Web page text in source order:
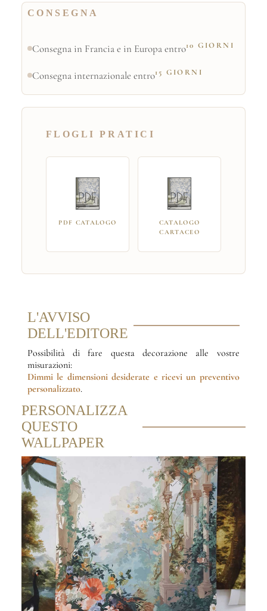
CONSEGNA
Consegna in Francia e in Europa entro10 GIORNI
Consegna internazionale entro15 GIORNI
FLOGLI PRATICI
PDF CATALOGO
CATALOGO
CARTACEO
L'AVVISO
DELL'EDITORE
Possibilità di fare questa decorazione alle vostre
misurazioni:
Dimmi le dimensioni desiderate e ricevi un preventivo
personalizzato.
PERSONALIZZA
QUESTO
WALLPAPER